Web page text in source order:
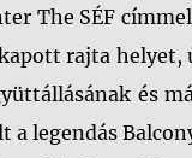
The SÉF
rajta helyet,
és
legendás